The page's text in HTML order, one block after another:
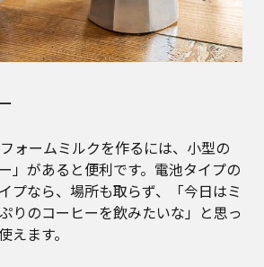
ォームミルクを作るには、小型の
」があると便利です。電池タイプの
プなら、場所も取らず、「今日はミ
りのコーヒーを飲みたいな」と思っ
えます。